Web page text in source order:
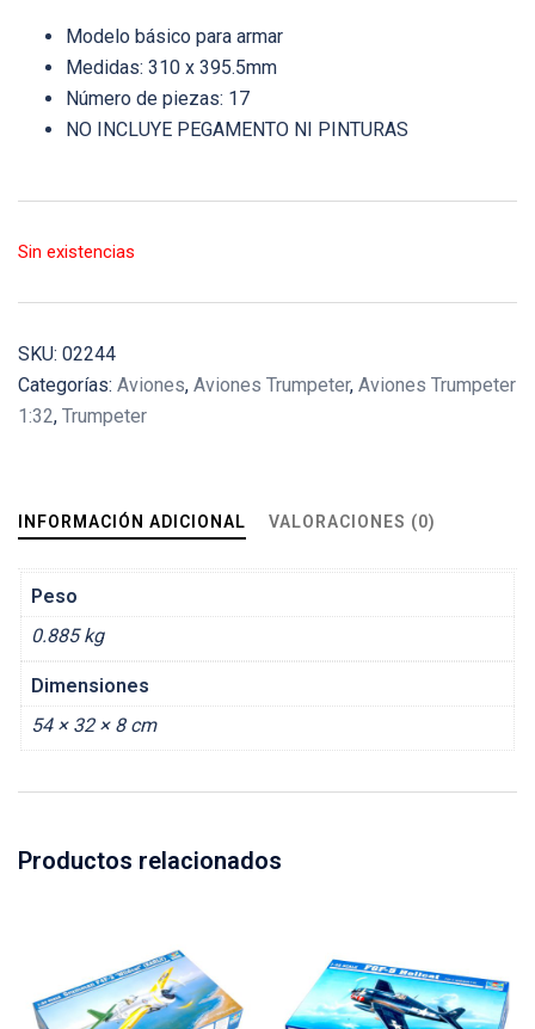
Modelo básico para armar
Medidas: 310 x 395.5mm
Número de piezas: 17
NO INCLUYE PEGAMENTO NI PINTURAS
Sin existencias
SKU: 02244
Categorías: Aviones, Aviones Trumpeter, Aviones Trumpeter
1:32, Trumpeter
INFORMACIÓN ADICIONAL VALORACIONES (0)
Peso
0.885 kg
Dimensiones
54 × 32 × 8 cm
Productos relacionados